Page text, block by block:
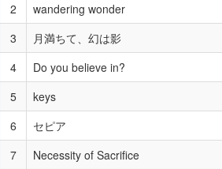
2
wandering wonder
3
月満ちて、幻は影
4
Do you believe in?
5
keys
6
セピア
7
Necessity of Sacrifice